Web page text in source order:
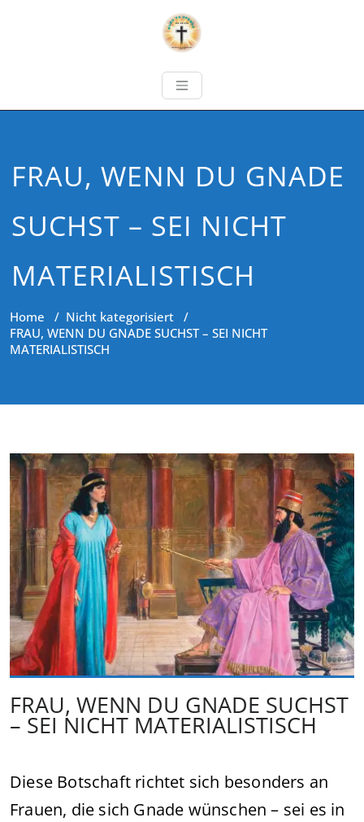
FRAU, WENN DU GNADE
SUCHST – SEI NICHT
MATERIALISTISCH
Home / Nicht kategorisiert /
FRAU, WENN DU GNADE SUCHST – SEI NICHT
MATERIALISTISCH
FRAU, WENN DU GNADE SUCHST
– SEI NICHT MATERIALISTISCH
Diese Botschaft richtet sich besonders an
Frauen, die sich Gnade wünschen – sei es in